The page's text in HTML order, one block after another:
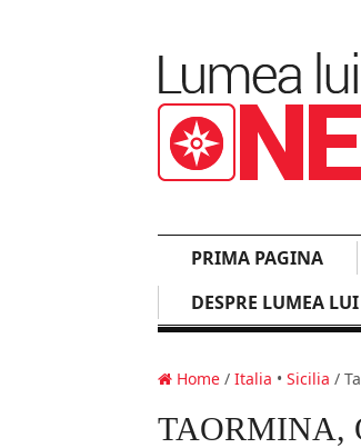
PRIMA PAGINA
DESPRE LUMEA
Home / Italia • Sicilia /
TAORMINA,